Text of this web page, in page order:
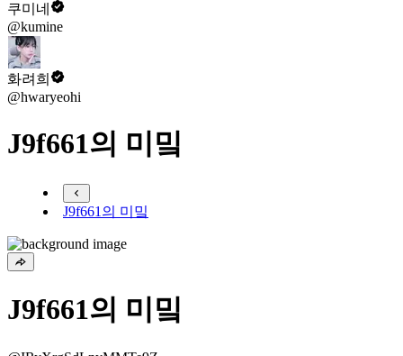
쿠미네
@kumine
화려희
@hwaryeohi
J9f661의 미밐
J9f661의 미밐
J9f661의 미밐